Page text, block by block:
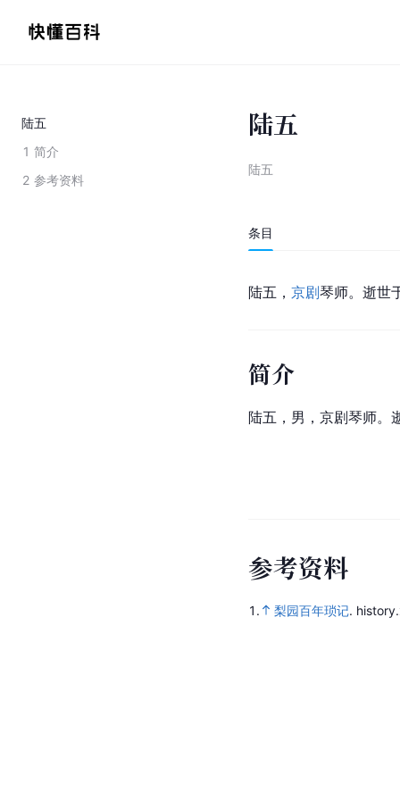
陆五
1 简介
2 参考资料
陆五
陆五
条目
陆五， 京剧琴师。逝世
简介
陆五，男，京剧琴师。
参考资料
1. 梨园百年琐记.